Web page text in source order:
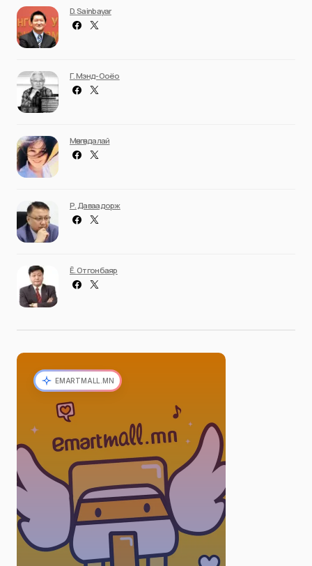
D. Sainbayar
Г. Мэнд-Ооёо
Мөнгөндалай
Р. Даваадорж
Ё. Отгонбаяр
EMARTMALL.MN